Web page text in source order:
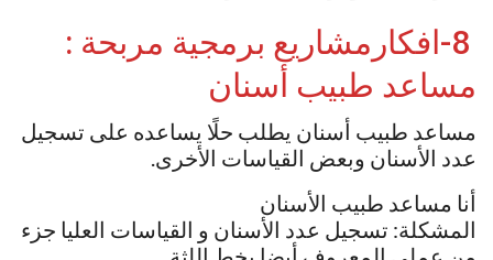
8-افكارمشاريع برمجية مربحة :
مساعد طبيب أسنان
مساعد طبيب أسنان يطلب حلًا يساعده على تسجيل
عدد الأسنان وبعض القياسات الأخرى.
أنا مساعد طبيب الأسنان
المشكلة: تسجيل عدد الأسنان و القياسات العليا جزء